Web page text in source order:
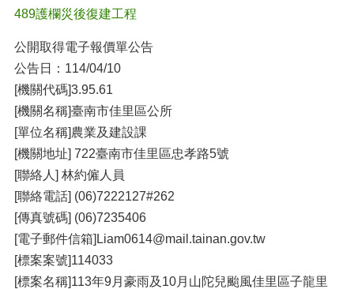
489護欄災後復建工程
公開取得電子報價單公告
公告日：114/04/10
[機關代碼]3.95.61
[機關名稱]臺南市佳里區公所
[單位名稱]農業及建設課
[機關地址] 722臺南市佳里區忠孝路5號
[聯絡人] 林約僱人員
[聯絡電話] (06)7222127#262
[傳真號碼] (06)7235406
[電子郵件信箱]Liam0614@mail.tainan.gov.tw
[標案案號]114033
[標案名稱]113年9月豪雨及10月山陀兒颱風佳里區子龍里